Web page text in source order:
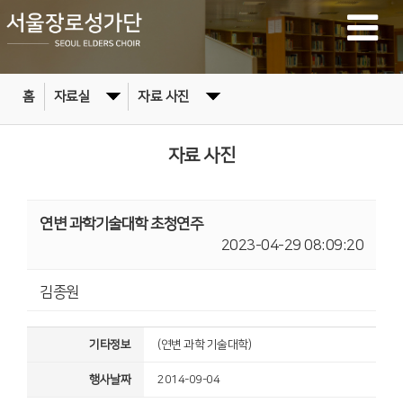
홈 자료실 자료 사진
자료 사진
연변 과학기술대학 초청연주
2023-04-29 08:09:20
김종원
기타정보 (연변 과학 기술대학)
행사날짜 2014-09-04